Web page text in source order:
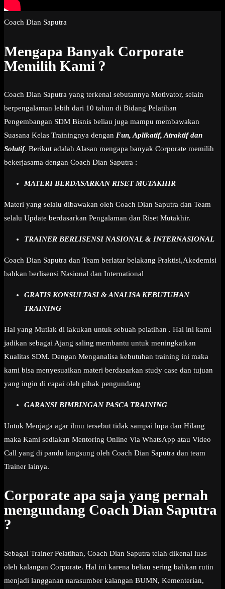
Coach Dian Saputra
Mengapa Banyak Corporate
Memilih Kami ?
Coach Dian Saputra yang terkenal sebutannya Motivator, selain
berpengalaman lebih dari 10 tahun di Bidang Pelatihan
Pengembangan SDM Bisnis beliau juga mampu membawakan
Suasana Kelas Trainingnya dengan Fun, Aplikatif, Atraktif dan
Solutif. Berikut adalah Alasan mengapa banyak Corporate memilih
bekerjasama dengan Coach Dian Saputra :
MATERI BERDASARKAN RISET MUTAKHIR
Materi yang selalu dibawakan oleh Coach Dian Saputra dan Team
selalu Update berdasarkan Pengalaman dan Riset Mutakhir.
TRAINER BERLISENSI NASIONAL & INTERNASIONAL
Coach Dian Saputra dan Team berlatar belakang Praktisi,Akedemisi
bahkan berlisensi Nasional dan International
GRATIS KONSULTASI & ANALISA KEBUTUHAN
TRAINING
Hal yang Mutlak di lakukan untuk sebuah pelatihan . Hal ini kami
jadikan sebagai Ajang saling membantu untuk meningkatkan
Kualitas SDM. Dengan Menganalisa kebutuhan training ini maka
kami bisa menyesuaikan materi berdasarkan study case dan tujuan
yang ingin di capai oleh pihak pengundang
GARANSI BIMBINGAN PASCA TRAINING
Untuk Menjaga agar ilmu tersebut tidak sampai lupa dan Hilang
maka Kami sediakan Mentoring Online Via WhatsApp atau Video
Call yang di pandu langsung oleh Coach Dian Saputra dan team
Trainer lainya.
Corporate apa saja yang pernah
mengundang Coach Dian Saputra
?
Sebagai Trainer Pelatihan, Coach Dian Saputra telah dikenal luas
oleh kalangan Corporate. Hal ini karena beliau sering bahkan rutin
menjadi langganan narasumber kalangan BUMN, Kementerian,